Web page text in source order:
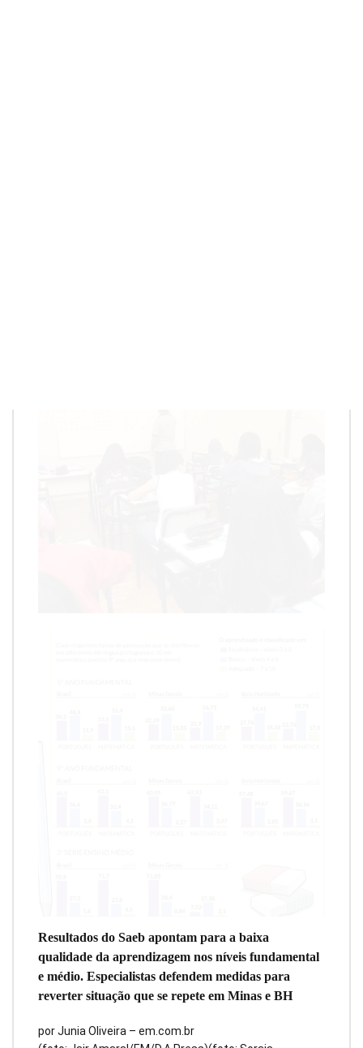
Resultados do Saeb apontam para a baixa
qualidade da aprendizagem nos níveis fundamental
e médio. Especialistas defendem medidas para
reverter situação que se repete em Minas e BH
por Junia Oliveira – em.com.br